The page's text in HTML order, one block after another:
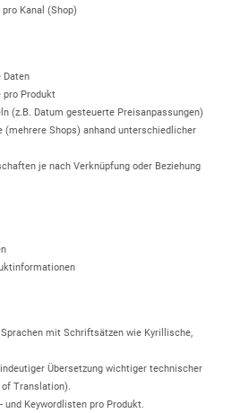
Kanal (Shop)
Daten
pro Produkt
(z.B. Datum gesteuerte Preisanpassungen)
(mehrere Shops) anhand unterschiedlicher
je nach Verknüpfung oder Beziehung
mit Schriftsätzen wie Kyrillische,
Übersetzung wichtiger technischer
Translation).
und Keywordlisten pro Produkt.